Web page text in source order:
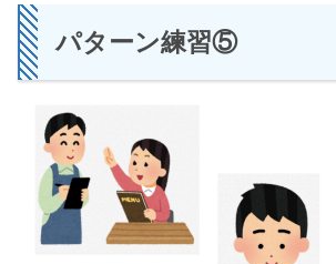
パターン練習⑤